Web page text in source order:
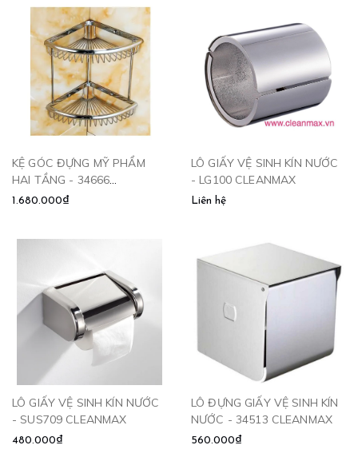
KỆ GÓC ĐỰNG MỸ PHẨM
HAI TẦNG - 34666
CLEANMAX
1.680.000₫
LÔ GIẤY VỆ SINH KÍN NƯỚC
- LG100 CLEANMAX
Liên hệ
LÔ GIẤY VỆ SINH KÍN NƯỚC
- SUS709 CLEANMAX
480.000₫
LÔ ĐỰNG GIẤY VỆ SINH KÍN
NƯỚC - 34513 CLEANMAX
560.000₫